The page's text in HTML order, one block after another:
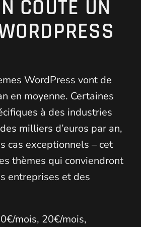
COÛTE UN
WordPress vont de
en moyenne. Certaines
à des industries
milliers d’euros par an,
cas exceptionnels – cet
thèmes qui conviendront
entreprises et des
mois, 20€/mois,